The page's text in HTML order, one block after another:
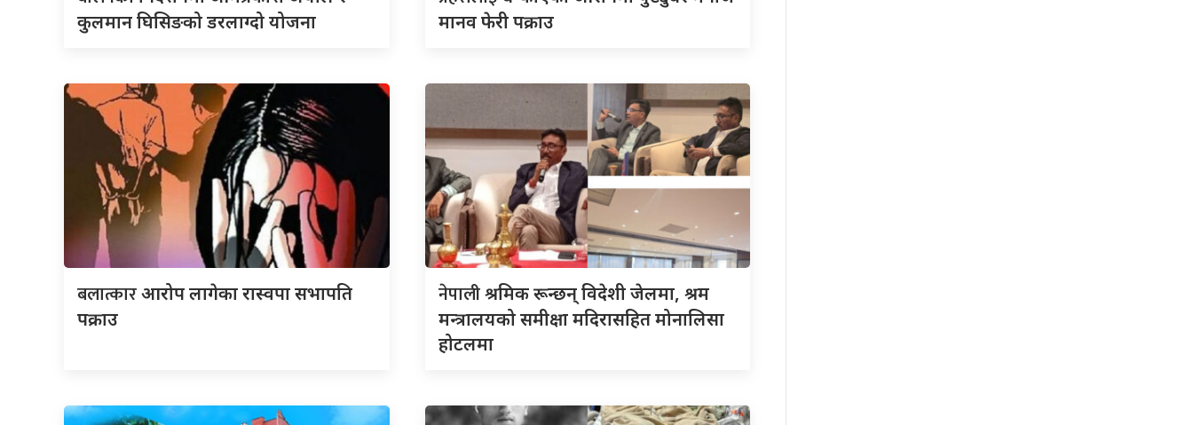
कुलमान घिसिङको डरलाग्दो योजना
मानव फेरी पक्राउ
बलात्कारआरोप लागेका रास्वपा सभापति
पक्राउ
नेपालीश्रमिक रून्छन् विदेशी जेलमा, श्रम
मन्त्रालयको समीक्षा मदिरासहित मोनालिसा
होटलमा